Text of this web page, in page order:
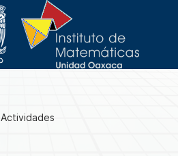
Actividades